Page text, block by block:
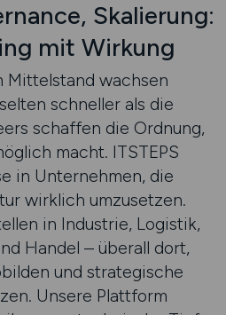
Skalierung:
mit Wirkung
Mittelstand wachsen
schneller als die
schaffen die Ordnung,
macht. ITSTEPS
in Unternehmen, die
wirklich umzusetzen.
in Industrie, Logistik,
Handel – überall dort,
und strategische
Unsere Plattform